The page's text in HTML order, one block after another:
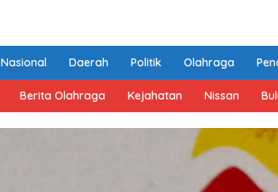
Nasional Daerah Politik Olahraga
Berita Olahraga Kejahatan Nissan